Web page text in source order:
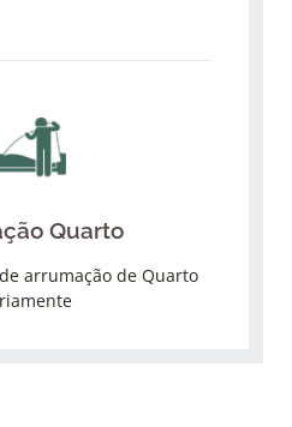
Quarto
arrumação de Quarto